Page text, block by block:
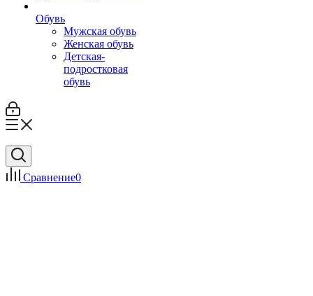
Обувь
Мужская обувь
Женская обувь
Детская-
подростковая
обувь
Сравнение0